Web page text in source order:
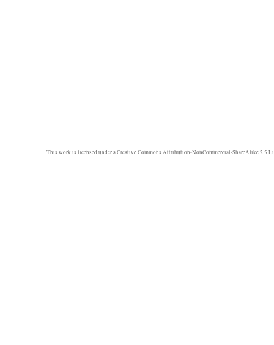
This work is licensed under aCreative Commons Attribution-NonCommercial-ShareAlike 2.5